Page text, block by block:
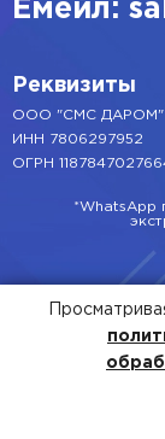
Емейл:
Реквизиты
ООО "СМС ДАРОМ"
ИНН 7806297952
ОГРН
*WhatsApp